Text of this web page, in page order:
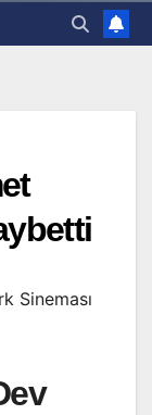
Sineması